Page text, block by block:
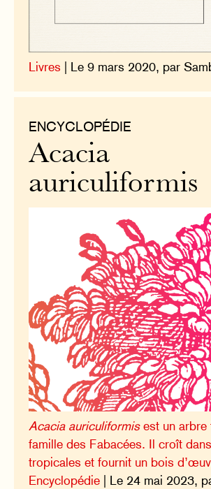
Livres | Le 9 mars 2020, par
ENCYCLOPÉDIE
Acacia
auriculiformis
Acacia auriculiformisest un arbre
famille des Fabacées. Il croît
tropicales et fournit un bois
Encyclopédie | Le 24 mai 2023,